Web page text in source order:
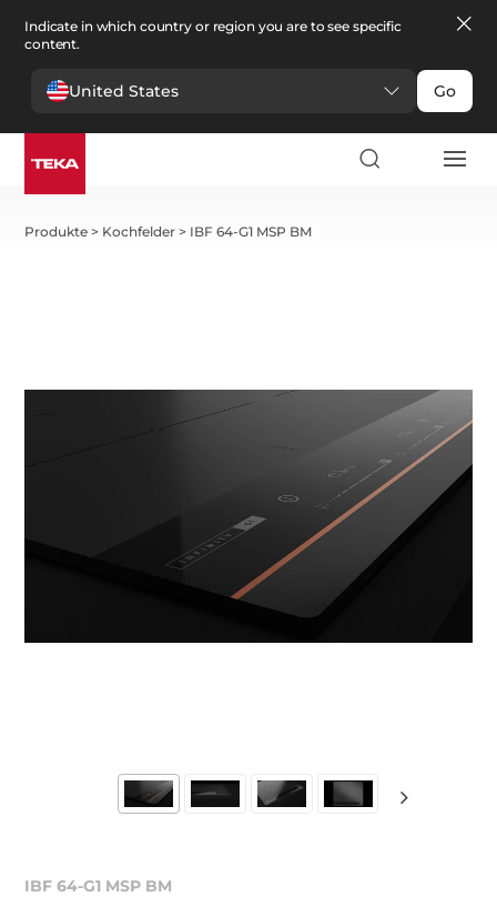
Indicate in which country or region you are to see specific
content.
United States Go
Produkte > Kochfelder > IBF 64-G1 MSP BM
IBF 64-G1 MSP BM